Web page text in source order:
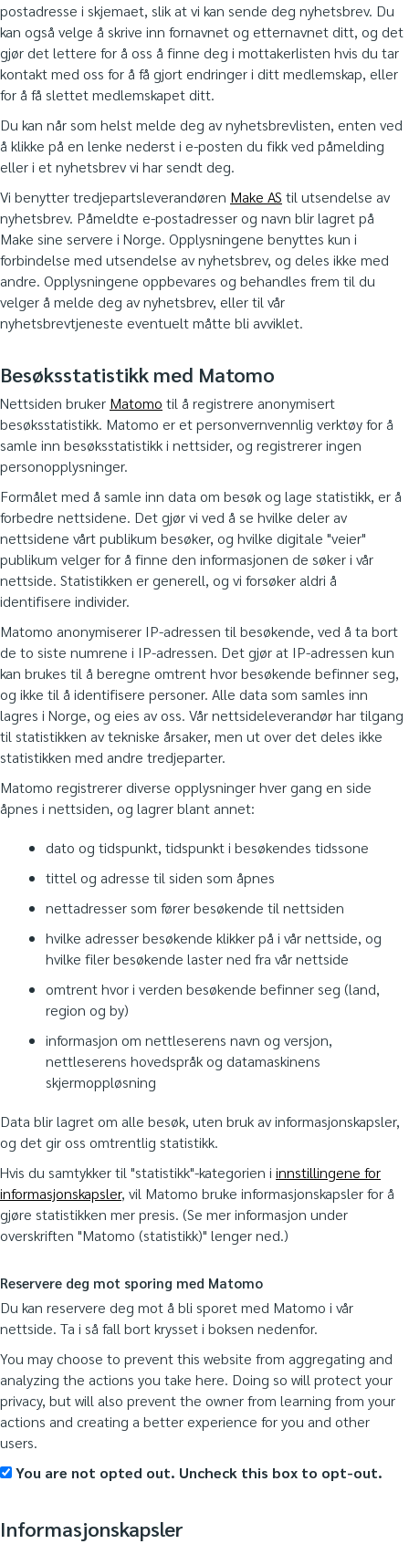
postadresse i skjemaet, slik at vi kan sende deg nyhetsbrev. Du
kan også velge å skrive inn fornavnet og etternavnet ditt, og det
gjør det lettere for å oss å finne deg i mottakerlisten hvis du tar
kontakt med oss for å få gjort endringer i ditt medlemskap, eller
for å få slettet medlemskapet ditt.
Du kan når som helst melde deg av nyhetsbrevlisten, enten ved
å klikke på en lenke nederst i e-posten du fikk ved påmelding
eller i et nyhetsbrev vi har sendt deg.
Vi benytter tredjepartsleverandøren Make AS til utsendelse av
nyhetsbrev. Påmeldte e-postadresser og navn blir lagret på
Make sine servere i Norge. Opplysningene benyttes kun i
forbindelse med utsendelse av nyhetsbrev, og deles ikke med
andre. Opplysningene oppbevares og behandles frem til du
velger å melde deg av nyhetsbrev, eller til vår
nyhetsbrevtjeneste eventuelt måtte bli avviklet.
Besøksstatistikk med Matomo
Nettsiden bruker Matomo til å registrere anonymisert
besøksstatistikk. Matomo er et personvernvennlig verktøy for å
samle inn besøksstatistikk i nettsider, og registrerer ingen
personopplysninger.
Formålet med å samle inn data om besøk og lage statistikk, er å
forbedre nettsidene. Det gjør vi ved å se hvilke deler av
nettsidene vårt publikum besøker, og hvilke digitale "veier"
publikum velger for å finne den informasjonen de søker i vår
nettside. Statistikken er generell, og vi forsøker aldri å
identifisere individer.
Matomo anonymiserer IP-adressen til besøkende, ved å ta bort
de to siste numrene i IP-adressen. Det gjør at IP-adressen kun
kan brukes til å beregne omtrent hvor besøkende befinner seg,
og ikke til å identifisere personer. Alle data som samles inn
lagres i Norge, og eies av oss. Vår nettsideleverandør har tilgang
til statistikken av tekniske årsaker, men ut over det deles ikke
statistikken med andre tredjeparter.
Matomo registrerer diverse opplysninger hver gang en side
åpnes i nettsiden, og lagrer blant annet:
dato og tidspunkt, tidspunkt i besøkendes tidssone
tittel og adresse til siden som åpnes
nettadresser som fører besøkende til nettsiden
hvilke adresser besøkende klikker på i vår nettside, og
hvilke filer besøkende laster ned fra vår nettside
omtrent hvor i verden besøkende befinner seg (land,
region og by)
informasjon om nettleserens navn og versjon,
nettleserens hovedspråk og datamaskinens
skjermoppløsning
Data blir lagret om alle besøk, uten bruk av informasjonskapsler,
og det gir oss omtrentlig statistikk.
Hvis du samtykker til "statistikk"-kategorien i innstillingene for
informasjonskapsler, vil Matomo bruke informasjonskapsler for å
gjøre statistikken mer presis. (Se mer informasjon under
overskriften "Matomo (statistikk)" lenger ned.)
Reservere deg mot sporing med Matomo
Du kan reservere deg mot å bli sporet med Matomo i vår
nettside. Ta i så fall bort krysset i boksen nedenfor.
You may choose to prevent this website from aggregating and
analyzing the actions you take here. Doing so will protect your
privacy, but will also prevent the owner from learning from your
actions and creating a better experience for you and other
users.
You are not opted out. Uncheck this box to opt-out.
Informasjonskapsler